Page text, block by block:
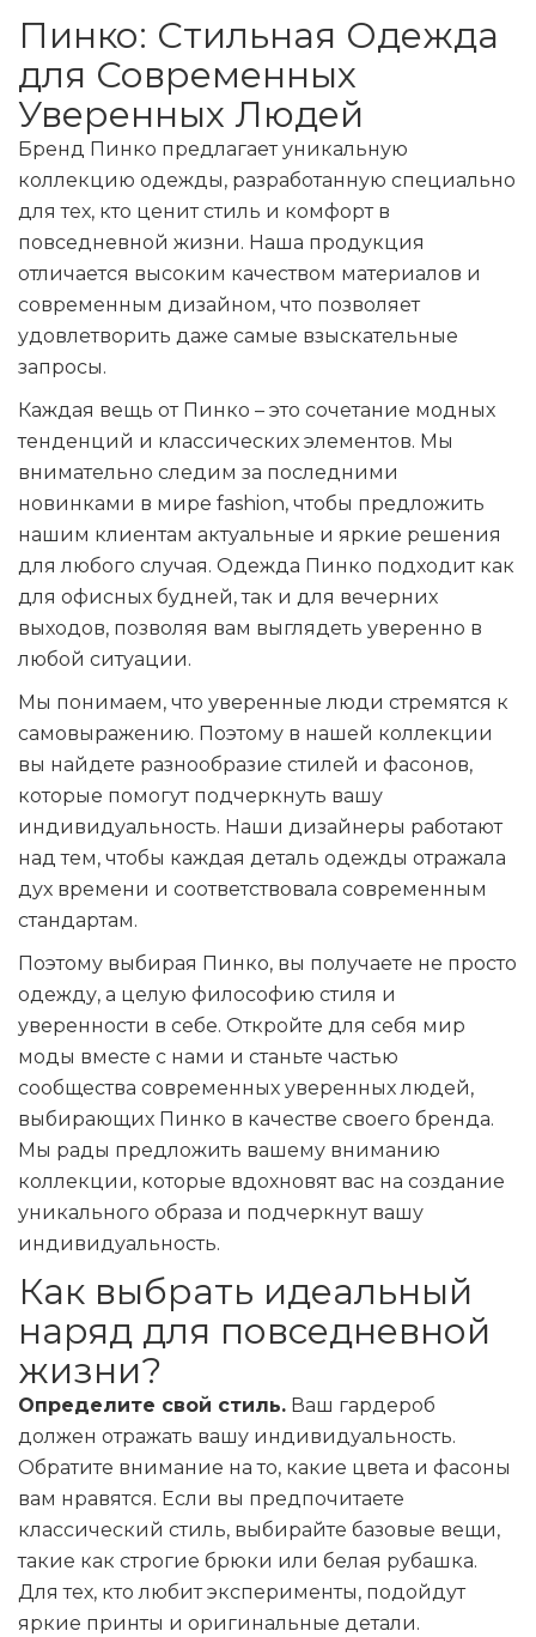
Пинко: Стильная Одежда
для Современных
Уверенных Людей
Бренд Пинко предлагает уникальную
коллекцию одежды, разработанную специально
для тех, кто ценит стиль и комфорт в
повседневной жизни. Наша продукция
отличается высоким качеством материалов и
современным дизайном, что позволяет
удовлетворить даже самые взыскательные
запросы.
Каждая вещь от Пинко – это сочетание модных
тенденций и классических элементов. Мы
внимательно следим за последними
новинками в мире fashion, чтобы предложить
нашим клиентам актуальные и яркие решения
для любого случая. Одежда Пинко подходит как
для офисных будней, так и для вечерних
выходов, позволяя вам выглядеть уверенно в
любой ситуации.
Мы понимаем, что уверенные люди стремятся к
самовыражению. Поэтому в нашей коллекции
вы найдете разнообразие стилей и фасонов,
которые помогут подчеркнуть вашу
индивидуальность. Наши дизайнеры работают
над тем, чтобы каждая деталь одежды отражала
дух времени и соответствовала современным
стандартам.
Поэтому выбирая Пинко, вы получаете не просто
одежду, а целую философию стиля и
уверенности в себе. Откройте для себя мир
моды вместе с нами и станьте частью
сообщества современных уверенных людей,
выбирающих Пинко в качестве своего бренда.
Мы рады предложить вашему вниманию
коллекции, которые вдохновят вас на создание
уникального образа и подчеркнут вашу
индивидуальность.
Как выбрать идеальный
наряд для повседневной
жизни?
Определите свой стиль. Ваш гардероб
должен отражать вашу индивидуальность.
Обратите внимание на то, какие цвета и фасоны
вам нравятся. Если вы предпочитаете
классический стиль, выбирайте базовые вещи,
такие как строгие брюки или белая рубашка.
Для тех, кто любит эксперименты, подойдут
яркие принты и оригинальные детали.